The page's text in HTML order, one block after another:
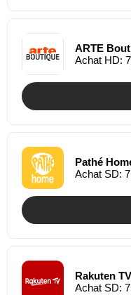
ARTE
Achat HD:
Pathé
Achat SD:
Rakuten TV
Achat SD: